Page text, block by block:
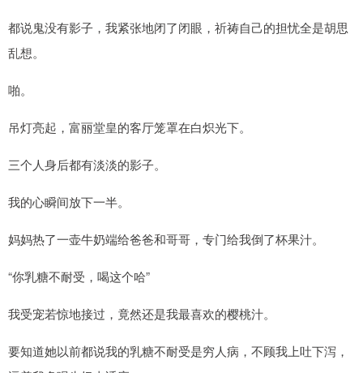
都说鬼没有影子，我紧张地闭了闭眼，祈祷自己的担忧全是胡思
乱想。
啪。
吊灯亮起，富丽堂皇的客厅笼罩在白炽光下。
三个人身后都有淡淡的影子。
我的心瞬间放下一半。
妈妈热了一壶牛奶端给爸爸和哥哥，专门给我倒了杯果汁。
“你乳糖不耐受，喝这个哈”
我受宠若惊地接过，竟然还是我最喜欢的樱桃汁。
要知道她以前都说我的乳糖不耐受是穷人病，不顾我上吐下泻，